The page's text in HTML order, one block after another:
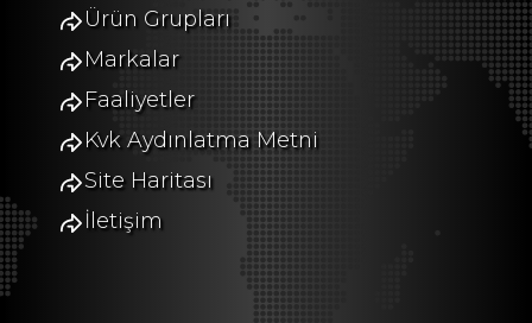
Ürün Grupları
Markalar
Faaliyetler
Kvk Aydınlatma Metni
Site Haritası
İletişim